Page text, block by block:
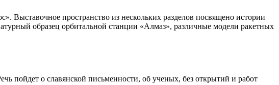
Выставочное пространство из нескольких разделов посвящено истории
образец орбитальной станции «Алмаз», различные модели ракетных
пойдет о славянской письменности, об ученых, без открытий и работ